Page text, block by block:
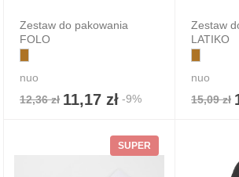
Zestaw do pakowania
FOLO
nuo
12,36 zł 11,17 zł -9%
Zestaw
LATIKO
nuo
15,09 zł
SUPER